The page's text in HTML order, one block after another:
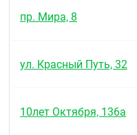
пр. Мира, 8
ул. Красный Путь, 32
10лет Октября, 136а